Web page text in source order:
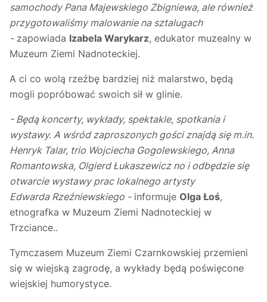
samochody Pana Majewskiego Zbigniewa, ale również
przygotowaliśmy malowanie na sztalugach
-zapowiada Izabela Warykarz, edukator muzealny w
Muzeum Ziemi Nadnoteckiej.
A ci co wolą rzeźbę bardziej niż malarstwo, będą
mogli popróbować swoich sił w glinie.
- Będą koncerty, wykłady, spektakle, spotkania i
wystawy. A wśród zaproszonych gości znajdą się m.in.
Henryk Talar, trio Wojciecha Gogolewskiego, Anna
Romantowska, Olgierd Łukaszewicz no i odbędzie się
otwarcie wystawy prac lokalnego artysty
Edwarda Rzeźniewskiego -informuje Olga Łoś,
etnografka w Muzeum Ziemi Nadnoteckiej w
Trzciance..
Tymczasem Muzeum Ziemi Czarnkowskiej przemieni
się w wiejską zagrodę, a wykłady będą poświęcone
wiejskiej humorystyce.